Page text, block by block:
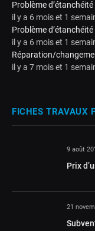
Problème d’étanchéité
il y a 6 mois et 1
Problème d’étanchéité
il y a 6 mois et 1
Réparation/
il y a 7 mois et 1
FICHES TRAVAUX
9 août
Prix
21